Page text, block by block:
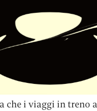
che i viaggi in treno